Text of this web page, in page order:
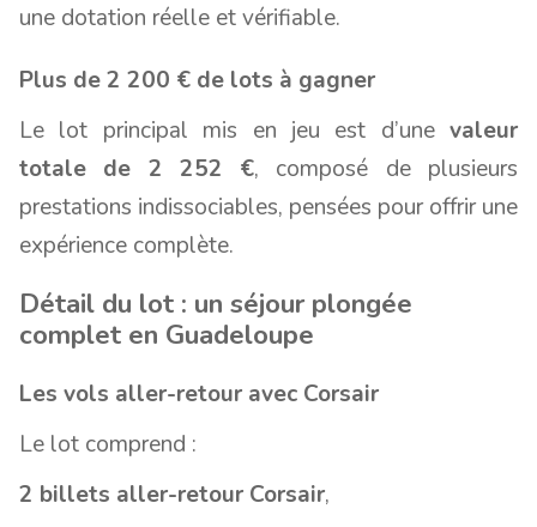
une dotation réelle et vérifiable.
Plus de 2 200 € de lots à gagner
Le lot principal mis en jeu est d’une valeur
totale de 2 252 €, composé de plusieurs
prestations indissociables, pensées pour offrir une
expérience complète.
Détail du lot : un séjour plongée
complet en Guadeloupe
Les vols aller-retour avec Corsair
Le lot comprend :
2 billets aller-retour Corsair,